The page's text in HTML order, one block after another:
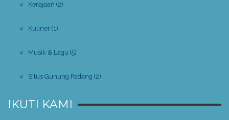
Kerajaan (2)
Kuliner (1)
Musik & Lagu (5)
Situs Gunung Padang (2)
IKUTI KAMI